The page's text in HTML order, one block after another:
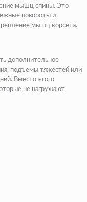
мышц спины. Это
повороты и
мышц корсета.
дополнительное
подъемы тяжестей или
Вместо этого
не нагружают